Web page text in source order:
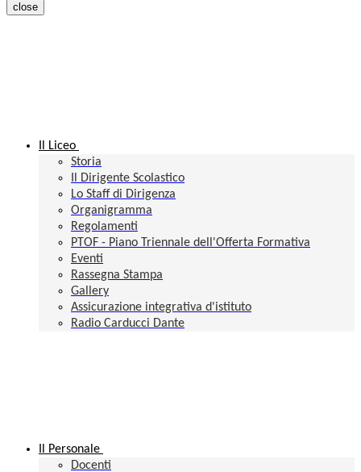
close
Il Liceo
Storia
Il Dirigente Scolastico
Lo Staff di Dirigenza
Organigramma
Regolamenti
PTOF - Piano Triennale dell'Offerta Formativa
Eventi
Rassegna Stampa
Gallery
Assicurazione integrativa d'istituto
Radio Carducci Dante
Il Personale
Docenti